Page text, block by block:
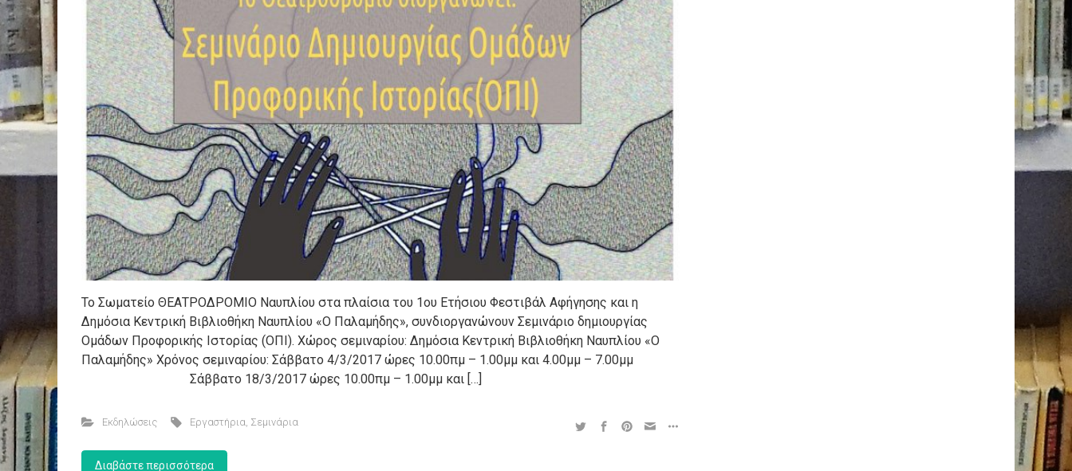
To Σωματείο ΘΕΑΤΡΟΔΡΟΜΙΟ Ναυπλίου στα πλαίσια του 1ου Ετήσιου Φεστιβάλ Αφήγησης και η
Δημόσια Κεντρική Βιβλιοθήκη Ναυπλίου «Ο Παλαμήδης», συνδιοργανώνουν Σεμινάριο δημιουργίας
Ομάδων Προφορικής Ιστορίας (ΟΠΙ). Χώρος σεμιναρίου: Δημόσια Κεντρική Βιβλιοθήκη Ναυπλίου «Ο
Παλαμήδης» Χρόνος σεμιναρίου: Σάββατο 4/3/2017 ώρες 10.00πμ – 1.00μμ και 4.00μμ – 7.00μμ
Σάββατο 18/3/2017 ώρες 10.00πμ – 1.00μμ και […]
Εκδηλώσεις Εργαστήρια Σεμινάρια
Διαβάστε περισσότερα